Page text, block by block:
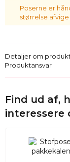
Poserne er
størrelse afvige
Detaljer om
Produktansvar
Find ud af,
interessere